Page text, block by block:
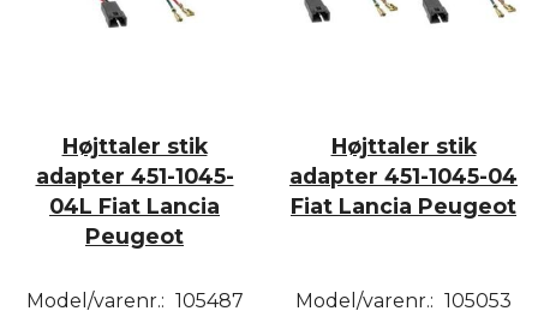
Højttaler stik
adapter 451-1045-
04L Fiat Lancia
Peugeot
Model/varenr.: 105487
Højttaler stik
adapter 451-1045-04
Fiat Lancia Peugeot
Model/varenr.: 105053